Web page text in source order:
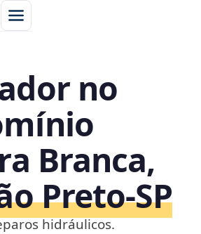
no
Branca,
Preto‑SP
hidráulicos.